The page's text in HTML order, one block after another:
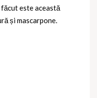
este această
și mascarpone.